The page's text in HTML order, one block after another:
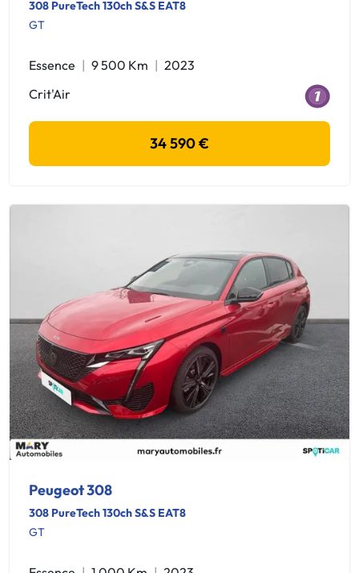
308 PureTech 130ch S&S EAT8
GT
Essence 9 500 Km
2023
Crit'Air
34 590 €
Peugeot 308
308 PureTech 130ch S&S EAT8
GT